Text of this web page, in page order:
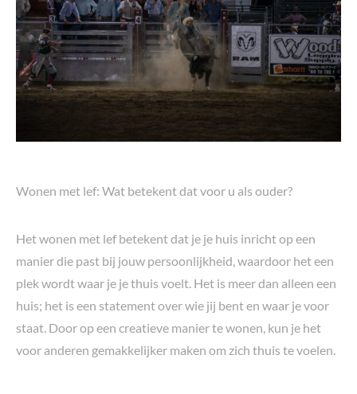
Wonen met lef: Wat betekent dat voor u als ouder?
Het wonen met lef betekent dat je je huis inricht op een
manier die past bij jouw persoonlijkheid, waardoor het een
plek wordt waar je je thuis voelt. Het is meer dan alleen een
huis; het is een statement over wie jij bent en waar je voor
staat. Door op een creatieve manier te wonen, kun je het
voor anderen gemakkelijker maken om zich thuis te voelen.